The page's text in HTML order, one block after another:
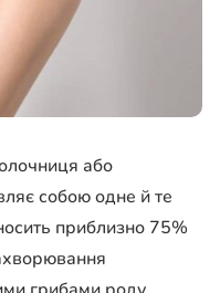
або
собою одне й те
приблизно 75%